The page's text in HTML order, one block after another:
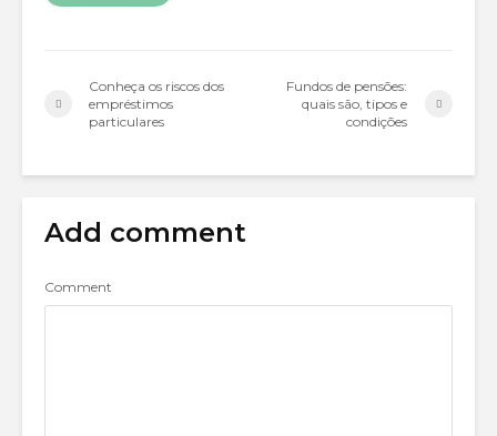
Conheça os riscos dos
empréstimos
particulares
Fundos de pensões:
quais são, tipos e
condições
Add comment
Comment